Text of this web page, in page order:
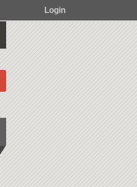
Login